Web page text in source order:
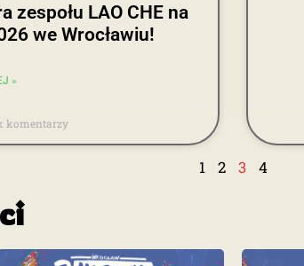
zespołu LAO CHE na
we Wrocławiu!
»
komentarzy
1 2 3 4